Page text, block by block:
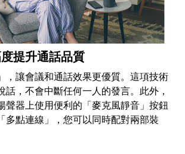
提升通話品質
，讓會議和通話效果更優質。這項技術
話，不會中斷任何一人的發言。此外，
聲器上使用便利的「麥克風靜音」按鈕
多點連線」，您可以同時配對兩部裝